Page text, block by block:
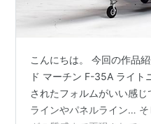
こんにちは。 今回の作品
ド マーチン F-35A ライト
されたフォルムがいい感
ラインやパネルライン…